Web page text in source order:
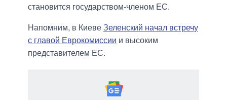
становится государством-членом ЕС.
Напомним, в Киеве Зеленский начал встречу
с главой Еврокомиссии и высоким
представителем ЕС.